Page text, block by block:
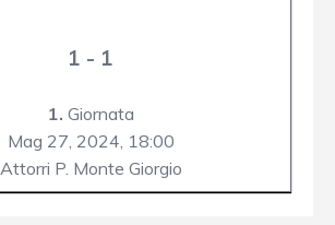
1 - 1
1. Giornata
Mag 27, 2024, 18:00
Attorri P. Monte Giorgio